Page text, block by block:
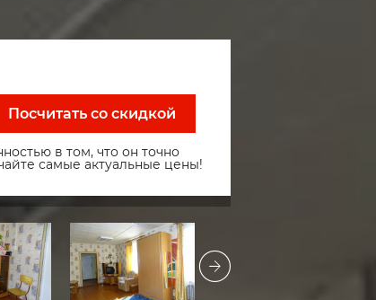
Посчитать со скидкой
в том, что он точно
самые актуальные цены!